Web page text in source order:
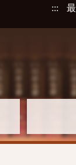
:::